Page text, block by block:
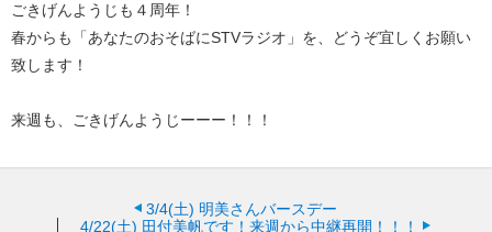
ごきげんようじも４周年！
春からも「あなたのおそばにSTVラジオ」を、どうぞ宜しくお願い
致します！
来週も、ごきげんようじーーー！！！
3/4(土) 明美さんバースデー
4/22(土) 田付美帆です！来週から中継再開！！！